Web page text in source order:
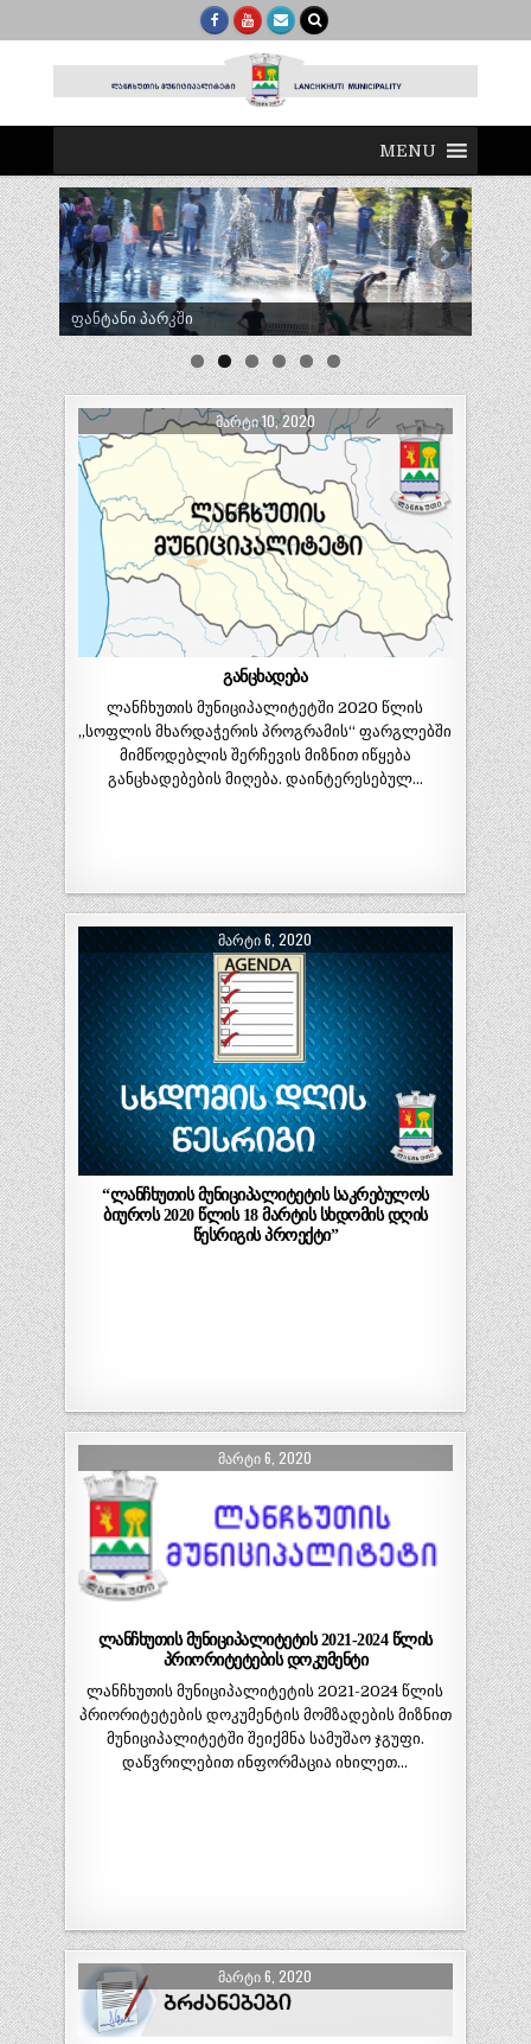
MENU
ტრადიციული ლელობურთი შუხუთში
ᲛᲐᲠᲢᲘ 10, 2020
განცხადება
ლანჩხუთის მუნიციპალიტეტში 2020 წლის
„სოფლის მხარდაჭერის პროგრამის“ ფარგლებში
მიმწოდებლის შერჩევის მიზნით იწყება
განცხადებების მიღება. დაინტერესებულ…
ᲛᲐᲠᲢᲘ 6, 2020
“ლანჩხუთის მუნიციპალიტეტის საკრებულოს
ბიუროს 2020 წლის 18 მარტის სხდომის დღის
წესრიგის პროექტი”
ᲛᲐᲠᲢᲘ 6, 2020
ლანჩხუთის მუნიციპალიტეტის 2021-2024 წლის
პრიორიტეტების დოკუმენტი
ლანჩხუთის მუნიციპალიტეტის 2021-2024 წლის
პრიორიტეტების დოკუმენტის მომზადების მიზნით
მუნიციპალიტეტში შეიქმნა სამუშაო ჯგუფი.
დაწვრილებით ინფორმაცია იხილეთ…
ᲛᲐᲠᲢᲘ 6, 2020